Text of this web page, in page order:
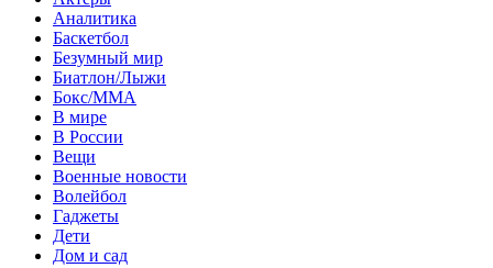
Аналитика
Баскетбол
Безумный мир
Биатлон/Лыжи
Бокс/MMA
В мире
В России
Вещи
Военные новости
Волейбол
Гаджеты
Дети
Дом и сад